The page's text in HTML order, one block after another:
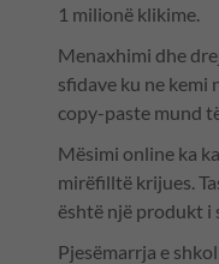
1 milionë klikime.
Menaxhimi dhe
sfidave ku ne kemi
copy-paste mund
Mësimi online ka
mirëfilltë krijues.
është një produkt i
Pjesëmarrja e